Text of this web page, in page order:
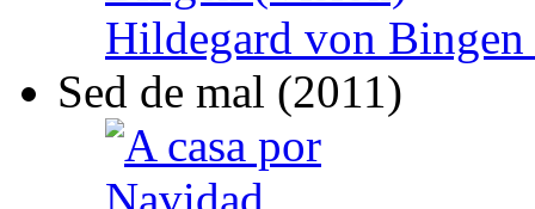
Hildegard von
Sed de mal (2011)